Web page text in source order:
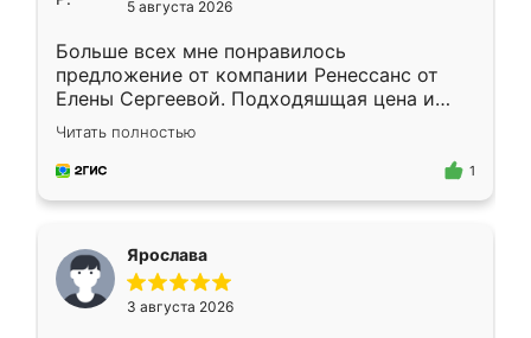
5 августа 2026
Больше всех мне понравилось
предложение от компании Ренессанс от
Елены Сергеевой. Подходяшщая цена и
короткие сроки изготовления. Приехавший
для замера сотрудник Владислав
предложил по моему эскизу самый
Читать полностью
1
Ярослава
3 августа 2026